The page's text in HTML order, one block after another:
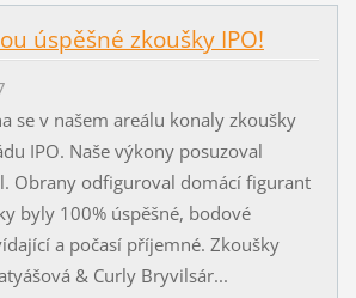
úspěšné zkoušky IPO!
se v našem areálu konaly zkoušky
IPO. Naše výkony posuzoval
Obrany odfiguroval domácí figurant
byly 100% úspěšné, bodové
a počasí příjemné. Zkoušky
& Curly Bryvilsár...